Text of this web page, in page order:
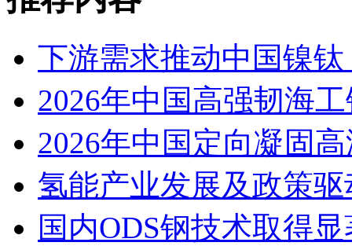
下游需求推动中国镍
2026年中国高强韧海
2026年中国定向凝固
氢能产业发展及政策
国内ODS钢技术取得